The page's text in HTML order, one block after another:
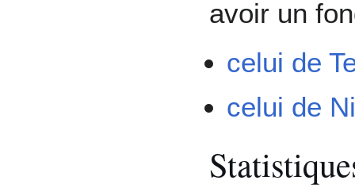
avoir un
celui de
celui de